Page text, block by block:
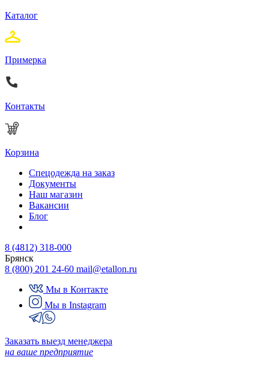
Каталог
Примерка
Контакты
Корзина
Спецодежда на заказ
Документы
Наш магазин
Вакансии
Блог
8 (4812) 318-000
Брянск
8 (800) 201 24-60 mail@etallon.ru
Мы в Контакте
Мы в Instagram
Заказать выезд менеджера
на ваше предприятие